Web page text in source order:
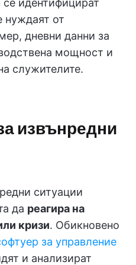
се идентифицират
нуждаят от
дневни данни за
мощност и
служителите.
извънредни
ситуации
да реагира на
кризи. Обикновено
за управление
и анализират